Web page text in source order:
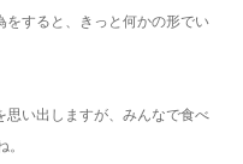
すると、きっと何かの形でい
思い出しますが、みんなで食べ